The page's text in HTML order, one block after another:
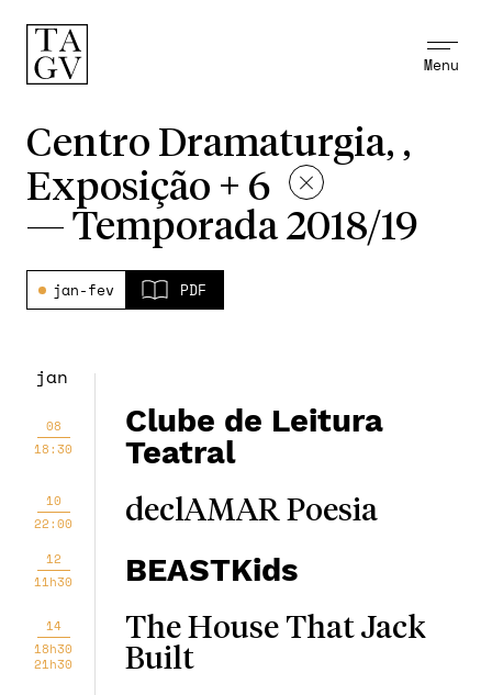
Menu
Centro Dramaturgia, ,
Exposição + 6
— Temporada 2018/19
jan-fev PDF
jan
08
18:30
Clube de Leitura
Teatral
10
22:00
declAMAR Poesia
12
11h30
BEASTKids
14
18h30
21h30
The House That Jack
Built